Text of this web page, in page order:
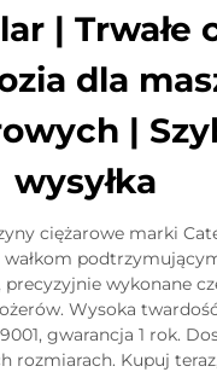
| Trwałe
dla
|
wysyłka
ciężarowe marki
precyzyjnie wykonane
Wysoka
gwarancja 1 rok.
rozmiarach. Kupuj